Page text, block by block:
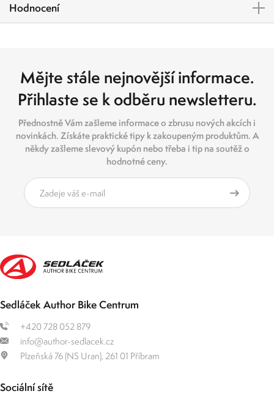
Hodnocení
Mějte stále nejnovější informace.
Přihlaste se k odběru newsletteru.
Přednostně Vám zašleme informace o zbrusu nových akcích i
novinkách. Získáte praktické tipy k zakoupeným produktům. A
někdy zašleme slevový kupón nebo třeba i tip na soutěž o
hodnotné ceny.
Sedláček Author Bike Centrum
+420 728 052 879
info@author-sedlacek.cz
Plzeňská 76 (NS Uran), 261 01 Příbram
Sociální sítě